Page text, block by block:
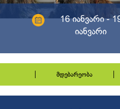
16 იანვარი -
იანვარი
მდებარეობა